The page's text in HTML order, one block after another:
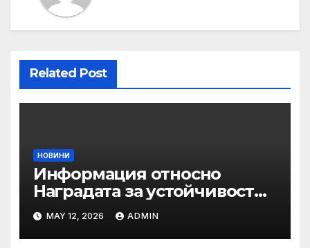
Related Post
НОВИНИ
Информация относно
Наградата за устойчивост
на ОАЕ „Зайед“
MAY 12, 2026 ADMIN